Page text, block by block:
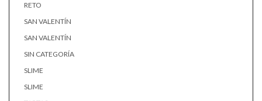
RETO
SAN VALENTÍN
SAN VALENTÍN
SIN CATEGORÍA
SLIME
SLIME